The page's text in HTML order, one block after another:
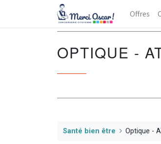
Offres
OPTIQUE -
Santé bien être Optique -